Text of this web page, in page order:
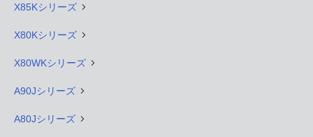
X85Kシリーズ
X80Kシリーズ
X80WKシリーズ
A90Jシリーズ
A80Jシリーズ